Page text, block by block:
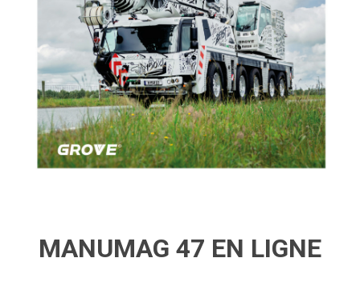
MANUMAG 47 EN LIGNE